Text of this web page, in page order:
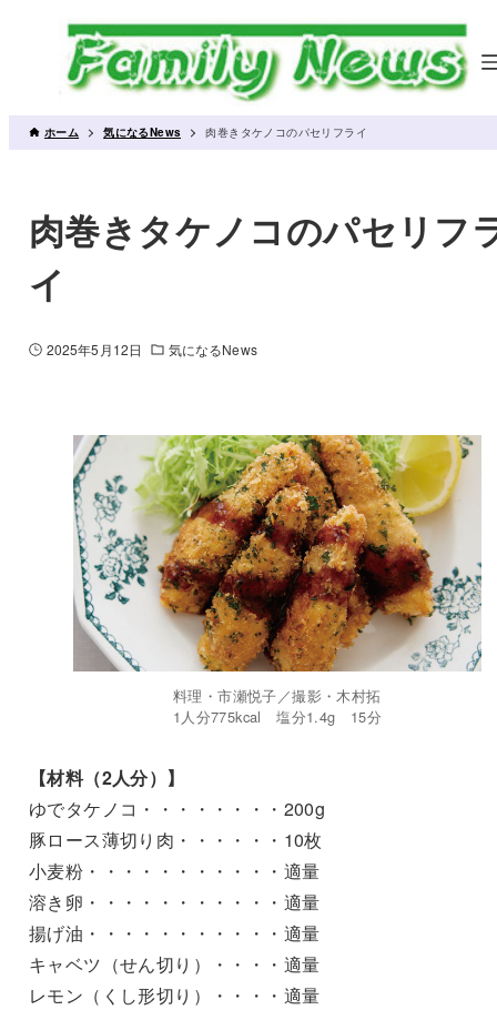
ホーム 気になるNews 肉巻きタケノコのパセリフライ
肉巻きタケノコのパセリフ
イ
2025年5月12日 気になるNews
料理・市瀬悦子／撮影・木村拓
1人分775kcal 塩分1.4g 15分
【材料（2人分）】
ゆでタケノコ・・・・・・・・200g
豚ロース薄切り肉・・・・・・10枚
小麦粉・・・・・・・・・・・適量
溶き卵・・・・・・・・・・・適量
揚げ油・・・・・・・・・・・適量
キャベツ（せん切り）・・・・適量
レモン（くし形切り）・・・・適量